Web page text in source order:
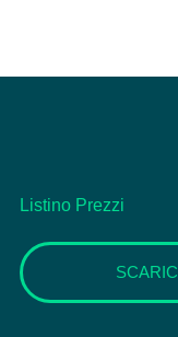
Listino Prezzi